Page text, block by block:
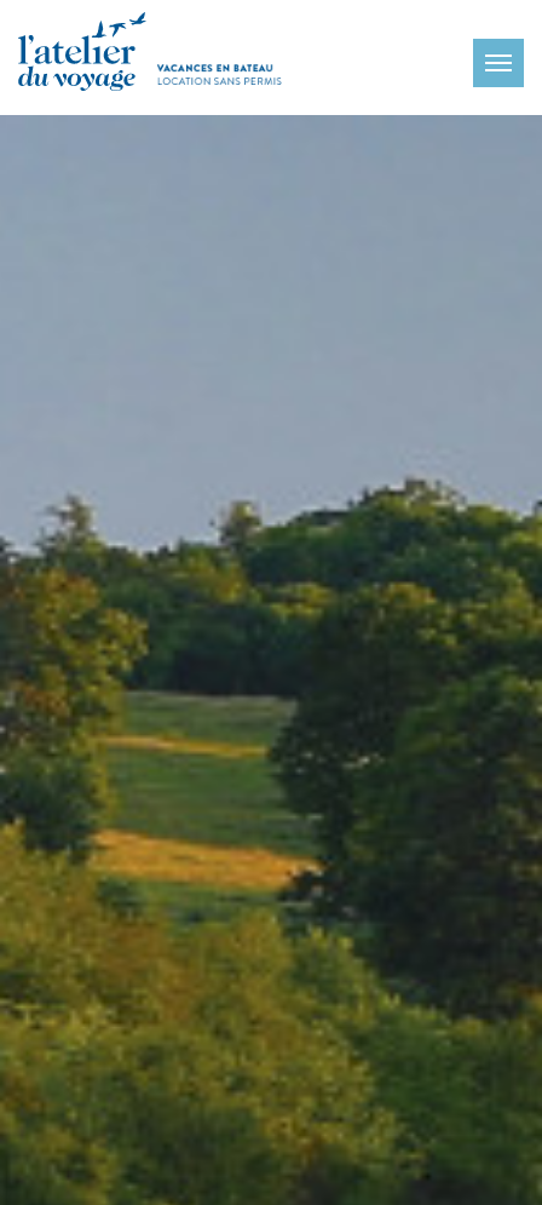
Panneau de gestion des cookies